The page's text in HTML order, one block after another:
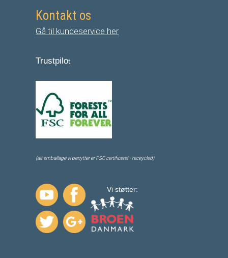
Kontakt os
Gå til kundeservice her
Trustpilot
(alt emballage vi benytter er FSC certificeret - receycled)
Vi støtter: